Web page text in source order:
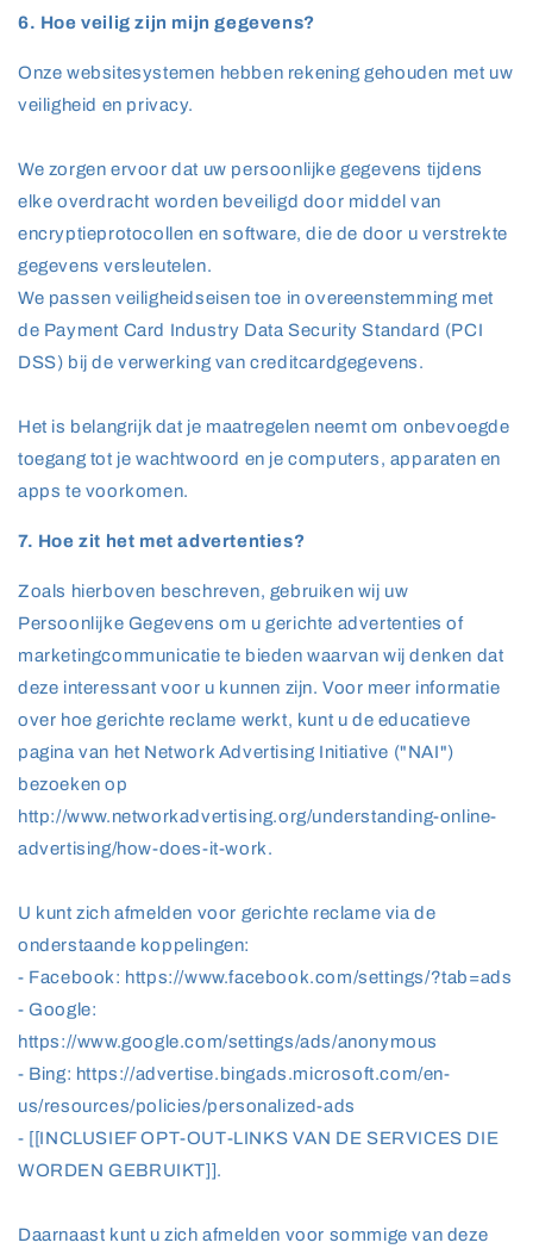
6. Hoe veilig zijn mijn gegevens?
Onze websitesystemen hebben rekening gehouden met uw
veiligheid en privacy.
We zorgen ervoor dat uw persoonlijke gegevens tijdens
elke overdracht worden beveiligd door middel van
encryptieprotocollen en software, die de door u verstrekte
gegevens versleutelen.
We passen veiligheidseisen toe in overeenstemming met
de Payment Card Industry Data Security Standard (PCI
DSS) bij de verwerking van creditcardgegevens.
Het is belangrijk dat je maatregelen neemt om onbevoegde
toegang tot je wachtwoord en je computers, apparaten en
apps te voorkomen.
7. Hoe zit het met advertenties?
Zoals hierboven beschreven, gebruiken wij uw
Persoonlijke Gegevens om u gerichte advertenties of
marketingcommunicatie te bieden waarvan wij denken dat
deze interessant voor u kunnen zijn. Voor meer informatie
over hoe gerichte reclame werkt, kunt u de educatieve
pagina van het Network Advertising Initiative ("NAI")
bezoeken op
http://www.networkadvertising.org/understanding-online-
advertising/how-does-it-work.
U kunt zich afmelden voor gerichte reclame via de
onderstaande koppelingen:
- Facebook: https://www.facebook.com/settings/?tab=ads
- Google:
https://www.google.com/settings/ads/anonymous
- Bing: https://advertise.bingads.microsoft.com/en-
us/resources/policies/personalized-ads
- [[INCLUSIEF OPT-OUT-LINKS VAN DE SERVICES DIE
WORDEN GEBRUIKT]].
Daarnaast kunt u zich afmelden voor sommige van deze